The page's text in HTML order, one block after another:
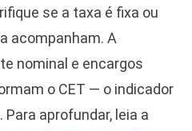
se a taxa é fixa ou
acompanham. A
nominal e encargos
o CET — o indicador
aprofundar, leia a